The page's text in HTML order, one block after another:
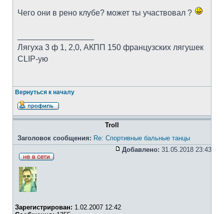
Чего они в рено клубе? может ты участвовал ?
Лягуха 3 ф 1, 2,0, АКПП 150 французских лягушек
CLIP-ую
Вернуться к началу
Troll
Заголовок сообщения: Re: Спортивные бальные танцы
Добавлено: 31.05.2018 23:43
Зарегистрирован: 1.02.2007 12:42